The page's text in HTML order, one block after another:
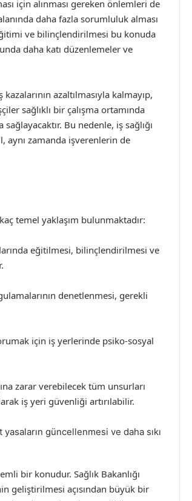
için alınması gereken önlemleri de
daha fazla sorumluluk alması
ve bilinçlendirilmesi bu konuda
daha katı düzenlemeler ve
azaltılmasıyla kalmayıp,
sağlıklı bir çalışma ortamında
Bu nedenle, iş sağlığı
aynı zamanda işverenlerin de
temel yaklaşım bulunmaktadır:
eğitilmesi, bilinçlendirilmesi ve
denetlenmesi, gerekli
için iş yerlerinde psiko-sosyal
zarar verebilecek tüm unsurları
iş yeri güvenliği artırılabilir.
güncellenmesi ve daha sıkı
bir konudur. Sağlık Bakanlığı
geliştirilmesi açısından büyük bir